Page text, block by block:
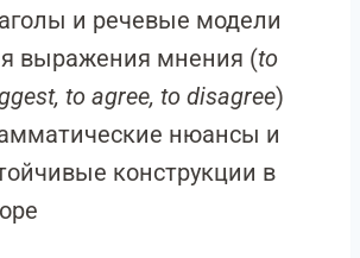
и речевые модели
выражения мнения (to
to agree, to disagree)
нюансы и
конструкции в